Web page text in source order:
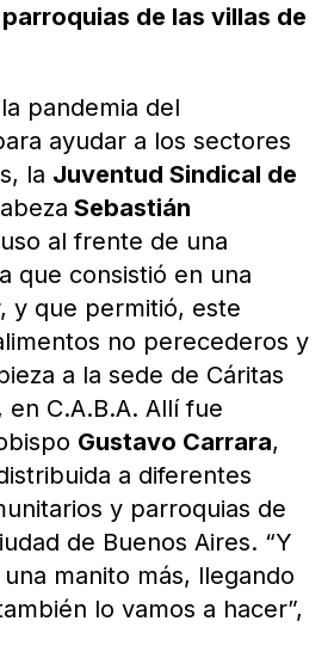
de las villas de
pandemia del
ayudar a los sectores
la Juventud Sindical de
Sebastián
al frente de una
que consistió en una
y que permitió, este
no perecederos y
a la sede de Cáritas
en C.A.B.A. Allí fue
Gustavo Carrara,
a diferentes
y parroquias de
de Buenos Aires. “Y
manito más, llegando
lo vamos a hacer”,